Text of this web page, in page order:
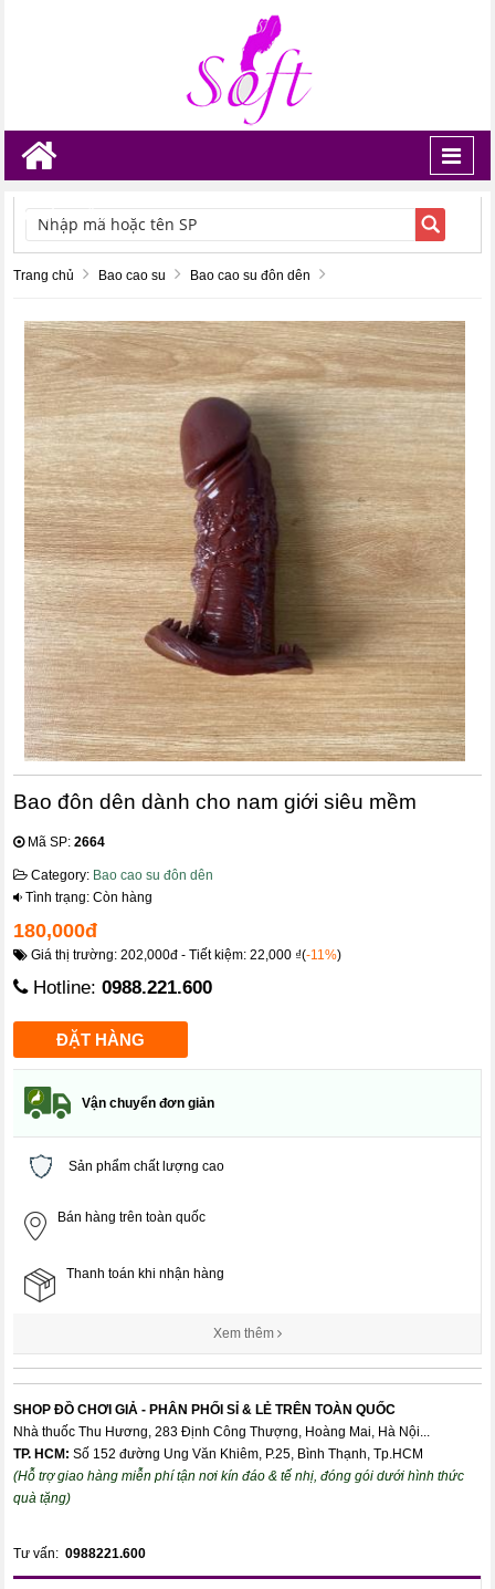
TÌM KIẾM
Trang chủ Bao cao su Bao cao su đôn dên
Bao đôn dên dành cho nam giới siêu mềm
Mã SP:2664
Category: Bao cao su đôn dên
Tình trạng: Còn hàng
180,000đ
Giá thị trường: 202,000đ - Tiết kiệm: 22,000 ₫(-11%)
Hotline:0988.221.600
Vận chuyển đơn giản
Sản phẩm chất lượng cao
Bán hàng trên toàn quốc
Thanh toán khi nhận hàng
Xem thêm
SHOP ĐỒ CHƠI GIẢ - PHÂN PHỐI SỈ & LẺ TRÊN TOÀN QUỐC
Nhà thuốc Thu Hương, 283 Định Công Thượng, Hoàng Mai, Hà Nội...
TP. HCM: Số 152 đường Ung Văn Khiêm, P.25, Bình Thạnh, Tp.HCM
(Hỗ trợ giao hàng miễn phí tận nơi kín đáo & tế nhị, đóng gói dưới hình thức
quà tặng)
Tư vấn:0988221.600